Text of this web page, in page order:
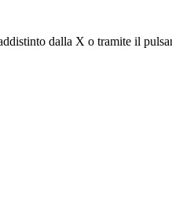
dalla X o tramite il